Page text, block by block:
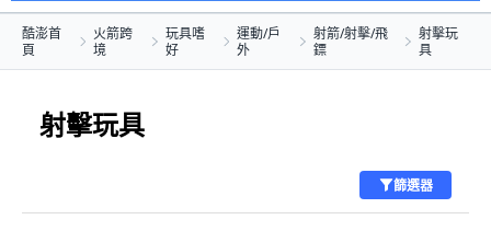
酷澎首
頁
火箭跨
境
玩具嗜
好
運動/戶
外
射箭/射擊/飛
鏢
射擊玩
具
射擊玩具
篩選器